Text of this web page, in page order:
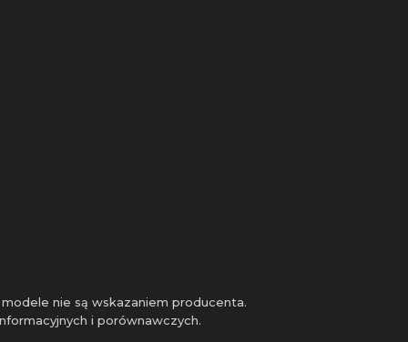
nie są wskazaniem producenta.
i porównawczych.